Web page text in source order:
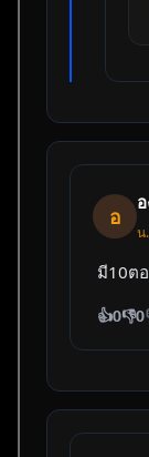
อ
น.
มี10ต
👍0👎0